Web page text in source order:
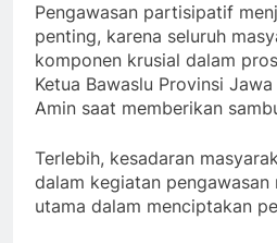
Pengawasan partisipatif
penting, karena seluruh
komponen krusial dalam
Ketua Bawaslu Provinsi
Amin saat memberikan
Terlebih, kesadaran
dalam kegiatan pengawasan
utama dalam menciptakan